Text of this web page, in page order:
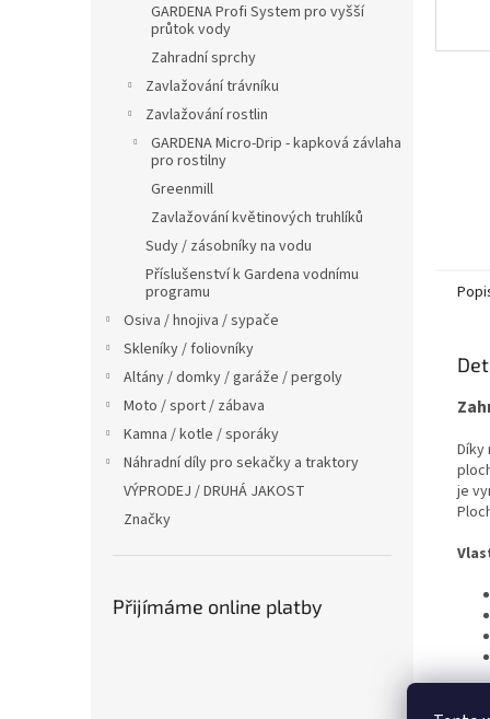
GARDENA Profi System pro vyšší
průtok vody
Zahradní sprchy
Zavlažování trávníku
Zavlažování rostlin
GARDENA Micro-Drip - kapková závlaha
pro rostilny
Greenmill
Zavlažování květinových truhlíků
Sudy / zásobníky na vodu
Příslušenství k Gardena vodnímu
programu
Osiva / hnojiva / sypače
Skleníky / foliovníky
Altány / domky / garáže / pergoly
Moto / sport / zábava
Kamna / kotle / sporáky
Náhradní díly pro sekačky a traktory
VÝPRODEJ / DRUHÁ JAKOST
Značky
Přijímáme online platby
Díky
je